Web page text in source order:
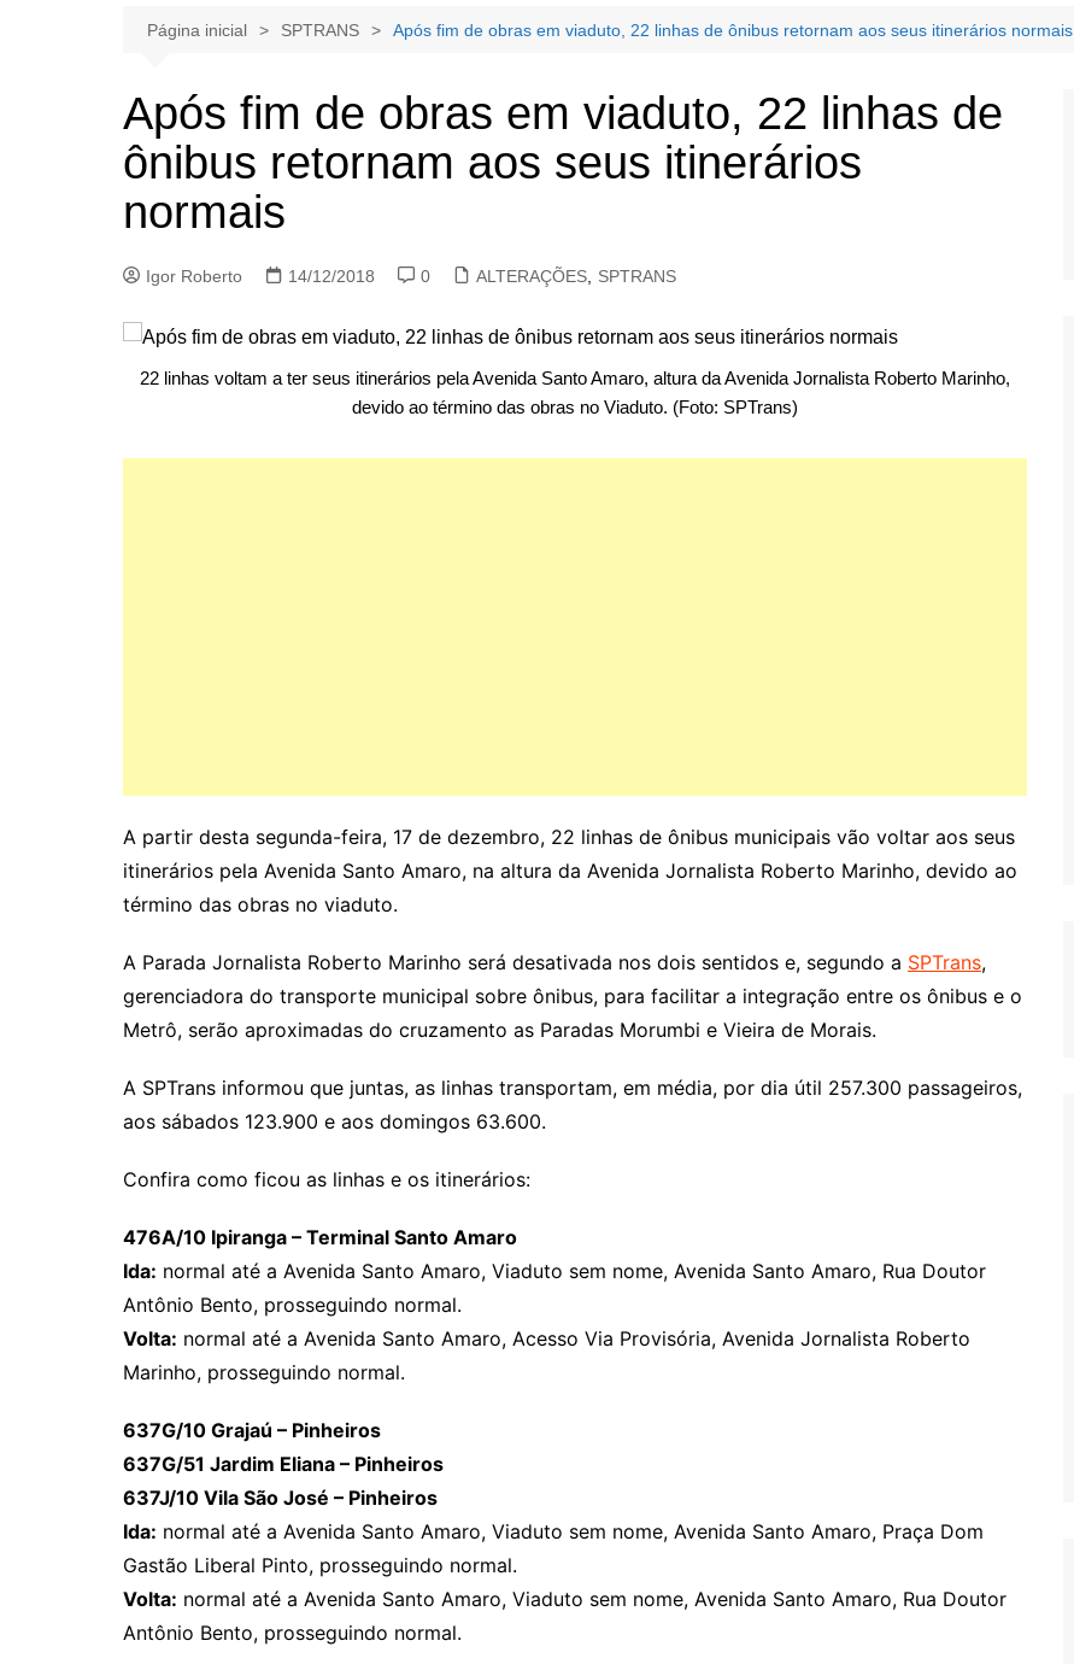
Página inicial SPTRANS Após fim de obras em viaduto, 22 linhas de ônibus retornam aos seus itinerários normais
Após fim de obras em viaduto, 22 linhas de
ônibus retornam aos seus itinerários
normais
Igor Roberto 14/12/2018 0 ALTERAÇÕES SPTRANS
22 linhas voltam a ter seus itinerários pela Avenida Santo Amaro, altura da Avenida Jornalista Roberto Marinho,
devido ao término das obras no Viaduto. (Foto: SPTrans)
A partir desta segunda-feira, 17 de dezembro, 22 linhas de ônibus municipais vão voltar aos seus
itinerários pela Avenida Santo Amaro, na altura da Avenida Jornalista Roberto Marinho, devido ao
término das obras no viaduto.
A Parada Jornalista Roberto Marinho será desativada nos dois sentidos e, segundo a SPTrans,
gerenciadora do transporte municipal sobre ônibus, para facilitar a integração entre os ônibus e o
Metrô, serão aproximadas do cruzamento as Paradas Morumbi e Vieira de Morais.
A SPTrans informou que juntas, as linhas transportam, em média, por dia útil 257.300 passageiros,
aos sábados 123.900 e aos domingos 63.600.
Confira como ficou as linhas e os itinerários:
476A/10 Ipiranga – Terminal Santo Amaro
Ida: normal até a Avenida Santo Amaro, Viaduto sem nome, Avenida Santo Amaro, Rua Doutor
Antônio Bento, prosseguindo normal.
Volta: normal até a Avenida Santo Amaro, Acesso Via Provisória, Avenida Jornalista Roberto
Marinho, prosseguindo normal.
637G/10 Grajaú – Pinheiros
637G/51 Jardim Eliana – Pinheiros
637J/10 Vila São José – Pinheiros
Ida: normal até a Avenida Santo Amaro, Viaduto sem nome, Avenida Santo Amaro, Praça Dom
Gastão Liberal Pinto, prosseguindo normal.
Volta: normal até a Avenida Santo Amaro, Viaduto sem nome, Avenida Santo Amaro, Rua Doutor
Antônio Bento, prosseguindo normal.